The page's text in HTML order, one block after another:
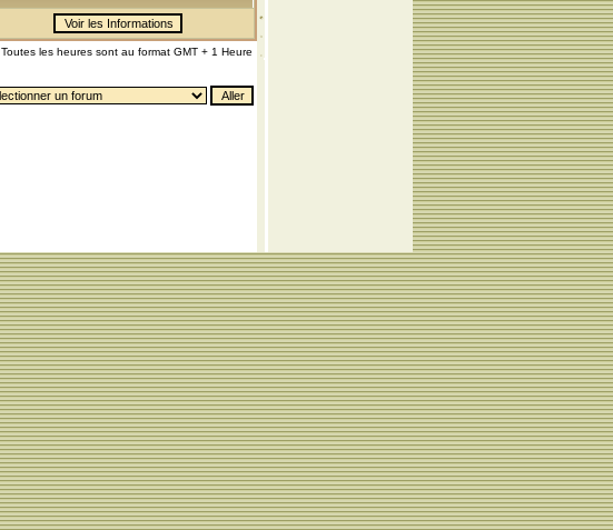
Toutes les heures sont au format GMT + 1 Heure